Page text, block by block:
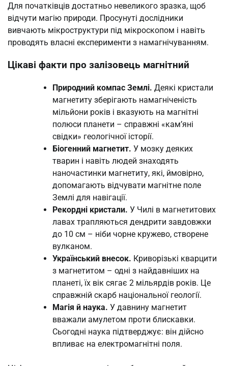
Для початківців достатньо невеликого зразка, щоб
відчути магію природи. Просунуті дослідники
вивчають мікроструктури під мікроскопом і навіть
проводять власні експерименти з намагнічуванням.
Цікаві факти про залізовець магнітний
Природний компас Землі. Деякі кристали
магнетиту зберігають намагніченість
мільйони років і вказують на магнітні
полюси планети – справжні «кам’яні
свідки» геологічної історії.
Біогенний магнетит. У мозку деяких
тварин і навіть людей знаходять
наночастинки магнетиту, які, ймовірно,
допомагають відчувати магнітне поле
Землі для навігації.
Рекордні кристали. У Чилі в магнетитових
лавах трапляються дендрити завдовжки
до 10 см – ніби чорне кружево, створене
вулканом.
Український внесок. Криворізькі кварцити
з магнетитом – одні з найдавніших на
планеті, їх вік сягає 2 мільярдів років. Це
справжній скарб національної геології.
Магія й наука. У давнину магнетит
вважали амулетом проти блискавки.
Сьогодні наука підтверджує: він дійсно
впливає на електромагнітні поля.